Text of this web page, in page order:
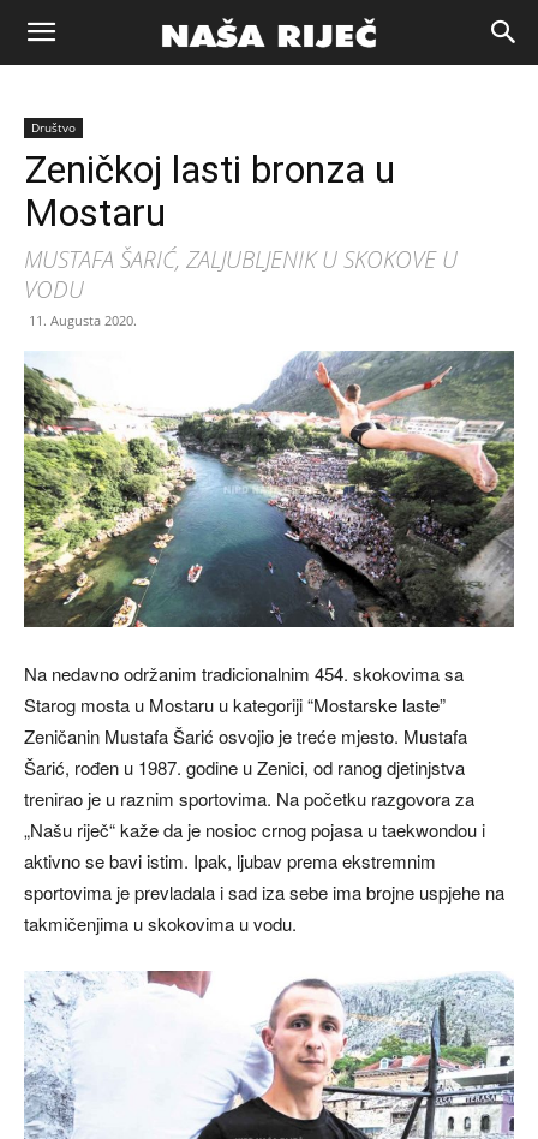
Naša
riječ
Društvo
Zeničkoj lasti bronza u
Mostaru
MUSTAFA ŠARIĆ, ZALJUBLJENIK U SKOKOVE U
VODU
11. Augusta 2020.
Na nedavno održanim tradicionalnim 454. skokovima sa
Starog mosta u Mostaru u kategoriji “Mostarske laste”
Zeničanin Mustafa Šarić osvojio je treće mjesto. Mustafa
Šarić, rođen u 1987. godine u Zenici, od ranog djetinjstva
trenirao je u raznim sportovima. Na početku razgovora za
„Našu riječ“ kaže da je nosioc crnog pojasa u taekwondou i
aktivno se bavi istim. Ipak, ljubav prema ekstremnim
sportovima je prevladala i sad iza sebe ima brojne uspjehe na
takmičenjima u skokovima u vodu.